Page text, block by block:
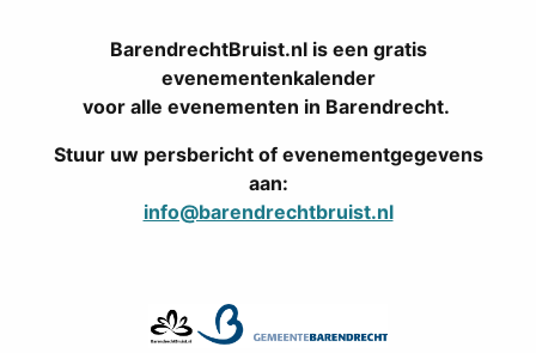
BarendrechtBruist.nl is een gratis
evenementenkalender
voor alle evenementen in Barendrecht.
Stuur uw persbericht of evenementgegevens
aan:
info@barendrechtbruist.nl